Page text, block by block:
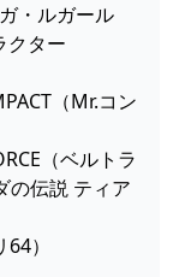
・ルガール
クター
（Mr.コン
（ベルトラ
の伝説 ティア
）